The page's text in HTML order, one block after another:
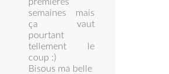
semaines mais
ça vaut
pourtant
tellement le
coup :)
Bisous ma belle